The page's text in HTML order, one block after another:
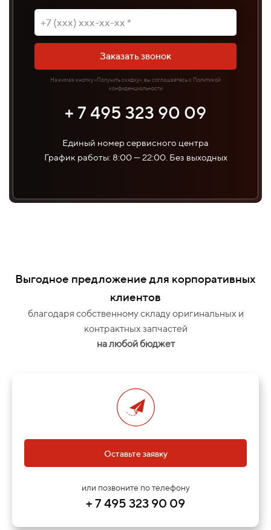
Заказать звонок
Нажимая кнопку «Получить скидку», вы соглашаетесь с Политикой
конфиденциальности
+ 7 495 323 90 09
Единый номер сервисного центра
График работы: 8:00 — 22:00. Без выходных
Выгодное предложение для корпоративных
клиентов
благодаря собственному складу оригинальных и
контрактных запчастей
на любой бюджет
Оставьте заявку
или позвоните по телефону
+ 7 495 323 90 09